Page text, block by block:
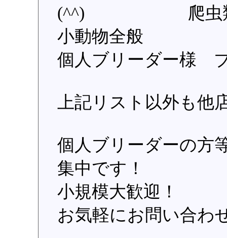
(^^) 爬虫類全
小動物全般
個人ブリーダー様
上記リスト以外も他
個人ブリーダーの方
集中です！
小規模大歓迎！
お気軽にお問い合わ